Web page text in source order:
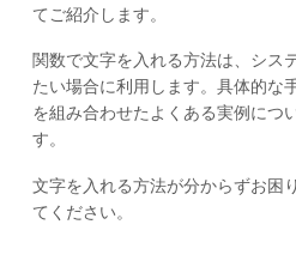
てご紹介します。
関数で文字を入れる方法は、シス
たい場合に利用します。具体的な
を組み合わせたよくある実例につ
す。
文字を入れる方法が分からずお困
てください。